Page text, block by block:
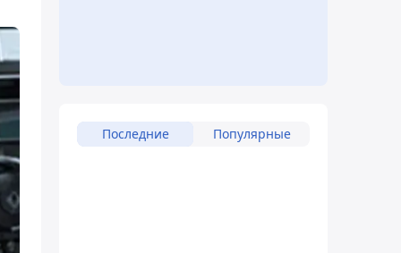
Последние Популярные